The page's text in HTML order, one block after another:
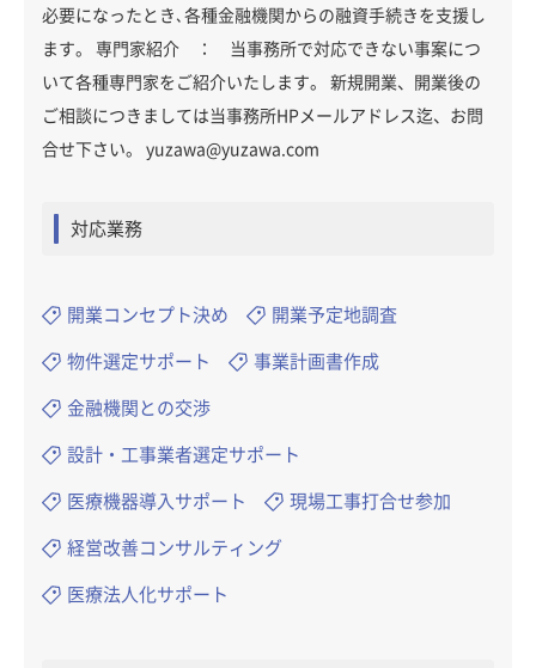
必要になったとき､各種金融機関からの融資手続きを支援し
ます。 専門家紹介 ： 当事務所で対応できない事案につ
いて各種専門家をご紹介いたします。 新規開業、開業後の
ご相談につきましては当事務所HPメールアドレス迄、お問
合せ下さい。 yuzawa@yuzawa.com
対応業務
開業コンセプト決め 開業予定地調査
物件選定サポート 事業計画書作成
金融機関との交渉
設計・工事業者選定サポート
医療機器導入サポート 現場工事打合せ参加
経営改善コンサルティング
医療法人化サポート